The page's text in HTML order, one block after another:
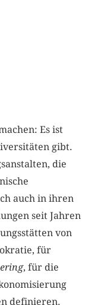
Es ist
gibt.
die
auch in ihren
seit Jahren
von
für
, für die
definieren.